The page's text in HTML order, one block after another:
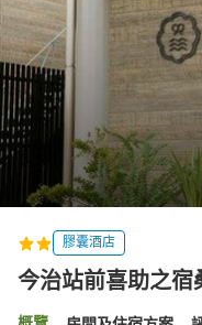
膠囊酒店
今治站前喜助之宿